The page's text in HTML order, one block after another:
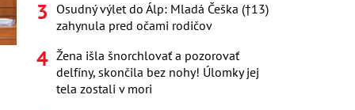
Osudný výlet do Álp: Mladá Češka (†13)
zahynula pred očami rodičov
Žena išla šnorchlovať a pozorovať
delfíny, skončila bez nohy! Úlomky jej
tela zostali v mori